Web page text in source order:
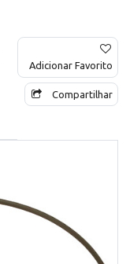
Adicionar Favorito
Compartilhar